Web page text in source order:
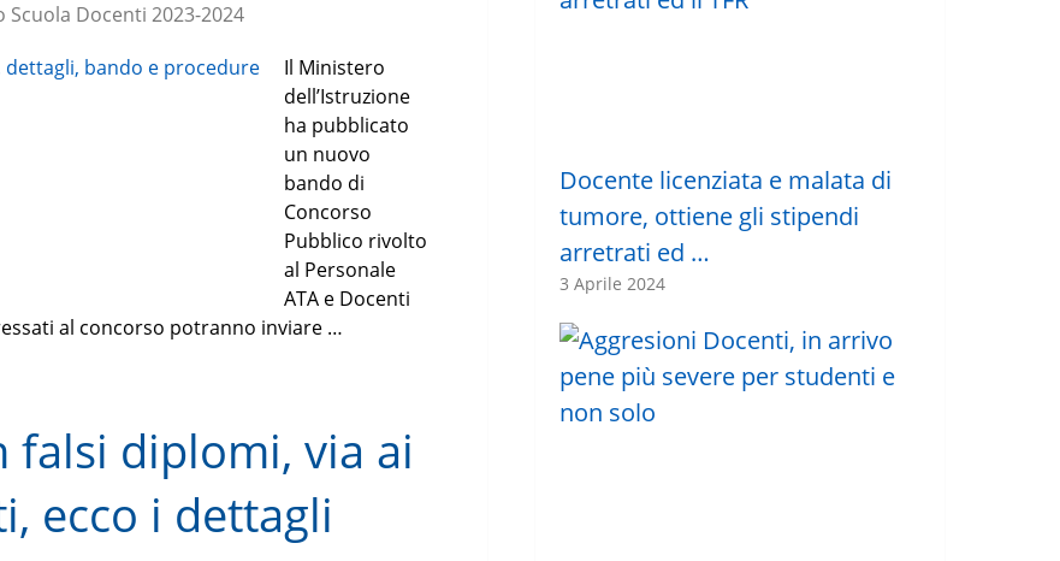
Scuola Docenti 2023-2024
Il Ministero
dell’Istruzione
ha pubblicato
un nuovo
bando di
Concorso
Pubblico rivolto
al Personale
ATA e Docenti
al concorso potranno inviare …
falsi diplomi, via ai
ecco i dettagli
Docente licenziata e malata di
tumore, ottiene gli stipendi
arretrati ed …
3 Aprile 2024